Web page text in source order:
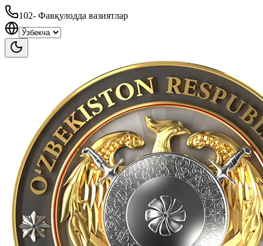
102- Фавқулодда вазиятлар